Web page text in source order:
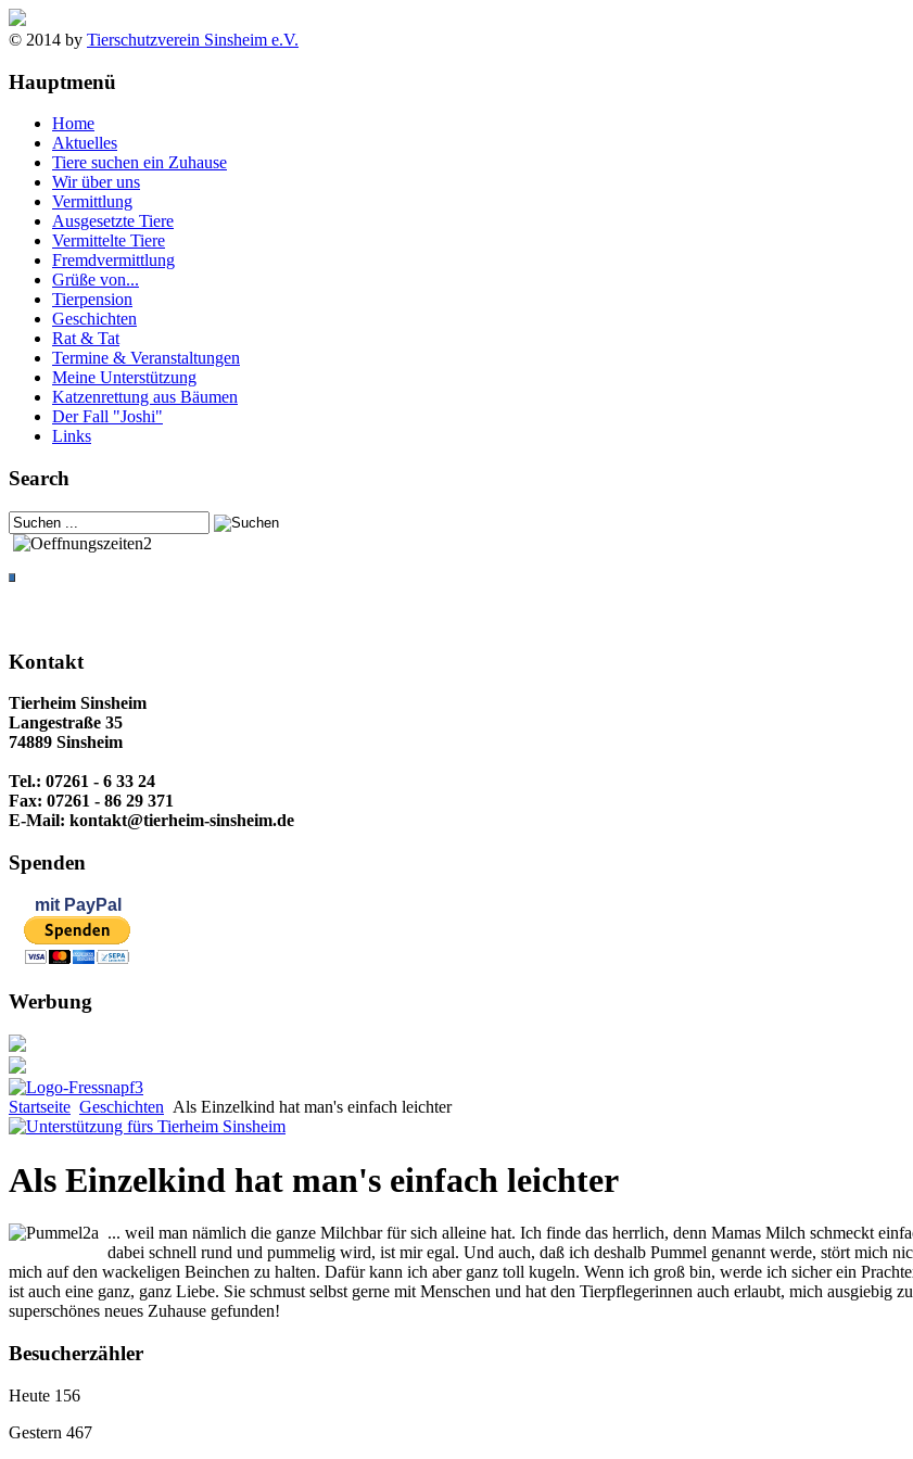
© 2014 by Tierschutzverein Sinsheim e.V.
Hauptmenü
Home
Aktuelles
Tiere suchen ein Zuhause
Wir über uns
Vermittlung
Ausgesetzte Tiere
Vermittelte Tiere
Fremdvermittlung
Grüße von...
Tierpension
Geschichten
Rat & Tat
Termine & Veranstaltungen
Meine Unterstützung
Katzenrettung aus Bäumen
Der Fall "Joshi"
Links
Search
Kontakt
Tierheim Sinsheim
Langestraße 35
74889 Sinsheim
Tel.: 07261 - 6 33 24
Fax: 07261 - 86 29 371
E-Mail: kontakt@tierheim-sinsheim.de
Spenden
mit PayPal
Werbung
Startseite Geschichten Als Einzelkind hat man's einfach leichter
Als Einzelkind hat man's einfach leichter
... weil man nämlich die ganze Milchbar für sich alleine hat. Ich finde das herrlich, denn Mamas Milch schmeckt
dabei schnell rund und pummelig wird, ist mir egal. Und auch, daß ich deshalb Pummel genannt werde, stört mich
mich auf den wackeligen Beinchen zu halten. Dafür kann ich aber ganz toll kugeln. Wenn ich groß bin, werde ich sicher ein
ist auch eine ganz, ganz Liebe. Sie schmust selbst gerne mit Menschen und hat den Tierpflegerinnen auch erlaubt, mich
superschönes neues Zuhause gefunden!
Besucherzähler
Heute 156
Gestern 467